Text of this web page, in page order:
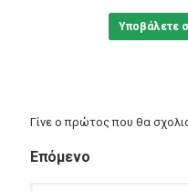
Υποβάλετε
Γίνε ο πρώτος που θα
Επόμενο